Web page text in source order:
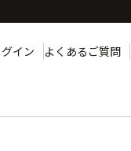
イン よくあるご質問